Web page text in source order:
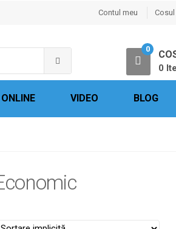
Contul meu Cosul
0
0
VIDEO BLOG